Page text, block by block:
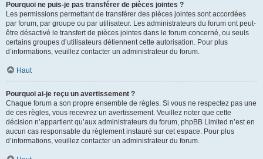
Pourquoi ne puis-je pas transférer de pièces jointes ?
Les permissions permettant de transférer des pièces jointes sont accordées
par forum, par groupe ou par utilisateur. Les administrateurs du forum ont peut-
être désactivé le transfert de pièces jointes dans le forum concerné, ou seuls
certains groupes d’utilisateurs détiennent cette autorisation. Pour plus
d’informations, veuillez contacter un administrateur du forum.
Haut
Pourquoi ai-je reçu un avertissement ?
Chaque forum a son propre ensemble de règles. Si vous ne respectez pas une
de ces règles, vous recevrez un avertissement. Veuillez noter que cette
décision n’appartient qu’aux administrateurs du forum, phpBB Limited n’est en
aucun cas responsable du règlement instauré sur cet espace. Pour plus
d’informations, veuillez contacter un administrateur du forum.